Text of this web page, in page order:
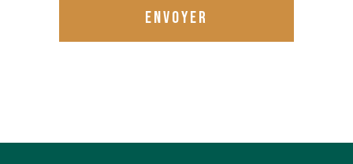
ENVOYER